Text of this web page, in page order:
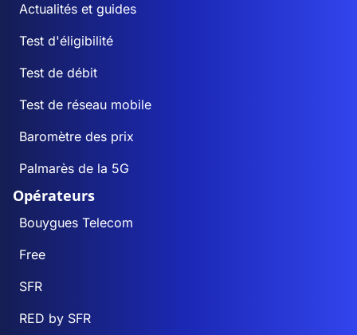
Actualités et guides
Test d'éligibilité
Test de débit
Test de réseau mobile
Baromètre des prix
Palmarès de la 5G
Opérateurs
Bouygues Telecom
Free
SFR
RED by SFR